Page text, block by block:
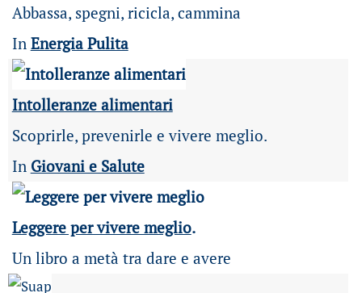
Abbassa, spegni, ricicla, cammina
In Energia Pulita
Intolleranze alimentari
Scoprirle, prevenirle e vivere meglio.
In Giovani e Salute
Leggere per vivere meglio.
Un libro a metà tra dare e avere